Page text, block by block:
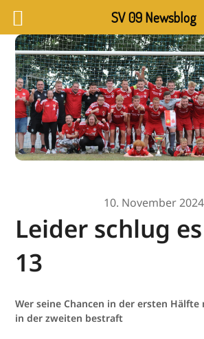
10. November 2024
Leider schlug
13
Wer seine Chancen in der ersten
in der zweiten bestraft
SV 09 Newsblog